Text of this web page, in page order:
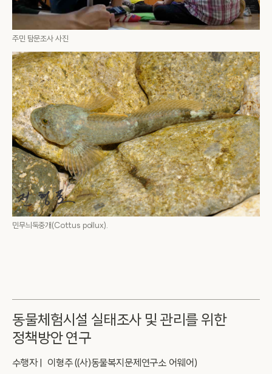
주민 탐문조사 사진
민무늬둑중개(Cottus pollux).
동물체험시설 실태조사 및 관리를 위한
정책방안 연구
수행자 | 이형주 ((사)동물복지문제연구소 어웨어)